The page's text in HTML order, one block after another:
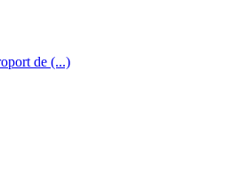
de (...)